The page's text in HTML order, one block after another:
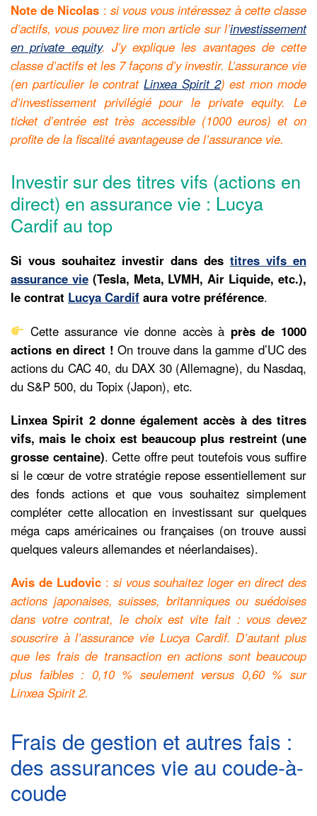
Note de Nicolas : si vous vous intéressez à cette classe
d’actifs, vous pouvez lire mon article sur l’investissement
en private equity. J’y explique les avantages de cette
classe d’actifs et les 7 façons d’y investir. L’assurance vie
(en particulier le contratLinxea Spirit 2) est mon mode
d’investissement privilégié pour le private equity. Le
ticket d’entrée est très accessible (1000 euros) et on
profite de la fiscalité avantageuse de l’assurance vie.
Investir sur des titres vifs (actions en
direct) en assurance vie : Lucya
Cardif au top
Si vous souhaitez investir dans des titres vifs en
assurance vie(Tesla, Meta, LVMH, Air Liquide, etc.),
le contrat Lucya Cardif aura votre préférence.
Cette assurance vie donne accès à près de 1000
actions en direct ! On trouve dans la gamme d’UC des
actions du CAC 40, du DAX 30 (Allemagne), du Nasdaq,
du S&P 500, du Topix (Japon), etc.
Linxea Spirit 2 donne également accès à des titres
vifs, mais le choix est beaucoup plus restreint (une
grosse centaine). Cette offre peut toutefois vous suffire
si le cœur de votre stratégie repose essentiellement sur
des fonds actions et que vous souhaitez simplement
compléter cette allocation en investissant sur quelques
méga caps américaines ou françaises (on trouve aussi
quelques valeurs allemandes et néerlandaises).
Avis de Ludovic : si vous souhaitez loger en direct des
actions japonaises, suisses, britanniques ou suédoises
dans votre contrat, le choix est vite fait : vous devez
souscrire à l’assurance vie Lucya Cardif. D’autant plus
que les frais de transaction en actions sont beaucoup
plus faibles : 0,10 % seulement versus 0,60 % sur
Linxea Spirit 2.
Frais de gestion et autres fais :
des assurances vie au coude-à-
coude